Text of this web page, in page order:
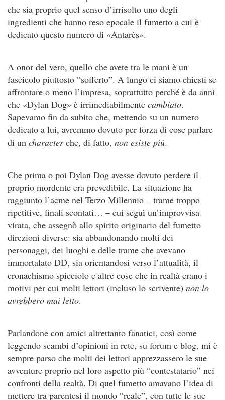
che sia proprio quel senso d’irrisolto uno degli
ingredienti che hanno reso epocale il fumetto a cui è
dedicato questo numero di «Antarès».
A onor del vero, quello che avete tra le mani è un
fascicolo piuttosto “sofferto”. A lungo ci siamo chiesti se
affrontare o meno l’impresa, soprattutto perché è da anni
che «Dylan Dog» è irrimediabilmente cambiato.
Sapevamo fin da subito che, mettendo su un numero
dedicato a lui, avremmo dovuto per forza di cose parlare
di un characterche, di fatto, non esiste più.
Che prima o poi Dylan Dog avesse dovuto perdere il
proprio mordente era prevedibile. La situazione ha
raggiunto l’acme nel Terzo Millennio – trame troppo
ripetitive, finali scontati… – cui seguì un’improvvisa
virata, che assegnò allo spirito originario del fumetto
direzioni diverse: sia abbandonando molti dei
personaggi, dei luoghi e delle trame che avevano
immortalato DD, sia orientandosi verso l’attualità, il
cronachismo spicciolo e altre cose che in realtà erano i
motivi per cui molti lettori (incluso lo scrivente) non lo
avrebbero mai letto.
Parlandone con amici altrettanto fanatici, così come
leggendo scambi d’opinioni in rete, su forum e blog, mi è
sempre parso che molti dei lettori apprezzassero le sue
avventure proprio nel loro aspetto più “contestatario” nei
confronti della realtà. Di quel fumetto amavano l’idea di
mettere tra parentesi il mondo “reale”, con tutte le sue